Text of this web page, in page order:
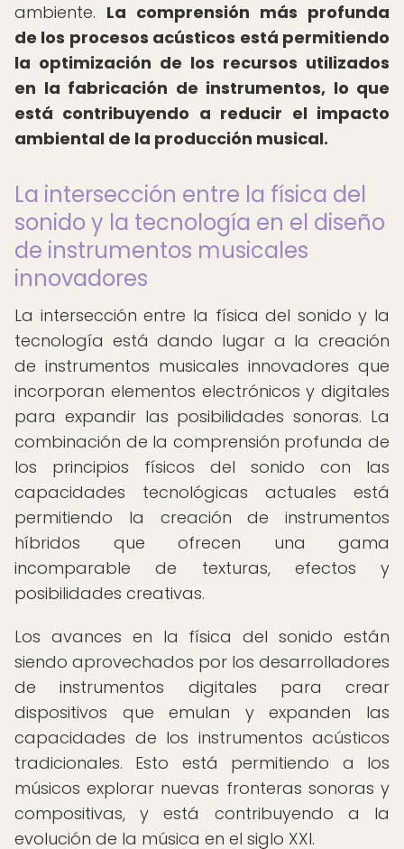
ambiente. La comprensión más profunda
de los procesos acústicos está permitiendo
la optimización de los recursos utilizados
en la fabricación de instrumentos, lo que
está contribuyendo a reducir el impacto
ambiental de la producción musical.
La intersección entre la física del
sonido y la tecnología en el diseño
de instrumentos musicales
innovadores
La intersección entre la física del sonido y la
tecnología está dando lugar a la creación
de instrumentos musicales innovadores que
incorporan elementos electrónicos y digitales
para expandir las posibilidades sonoras. La
combinación de la comprensión profunda de
los principios físicos del sonido con las
capacidades tecnológicas actuales está
permitiendo la creación de instrumentos
híbridos que ofrecen una gama
incomparable de texturas, efectos y
posibilidades creativas.
Los avances en la física del sonido están
siendo aprovechados por los desarrolladores
de instrumentos digitales para crear
dispositivos que emulan y expanden las
capacidades de los instrumentos acústicos
tradicionales. Esto está permitiendo a los
músicos explorar nuevas fronteras sonoras y
compositivas, y está contribuyendo a la
evolución de la música en el siglo XXI.